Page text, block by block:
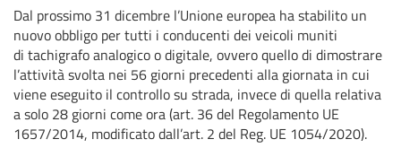
Dal prossimo 31 dicembre l’Unione europea ha stabilito un
nuovo obbligo per tutti i conducenti dei veicoli muniti
di tachigrafo analogico o digitale, ovvero quello di dimostrare
l’attività svolta nei 56 giorni precedenti alla giornata in cui
viene eseguito il controllo su strada, invece di quella relativa
a solo 28 giorni come ora (art. 36 del Regolamento UE
1657/2014, modificato dall’art. 2 del Reg. UE 1054/2020).